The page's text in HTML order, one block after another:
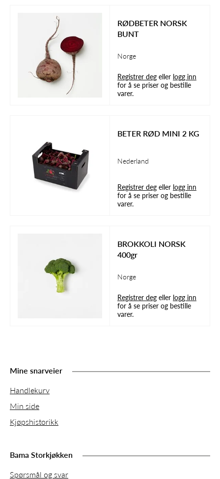
RØDBETER NORSK
BUNT
Norge
Registrer deg eller logg inn
for å se priser og bestille
varer.
BETER RØD MINI 2 KG
Nederland
Registrer deg eller logg inn
for å se priser og bestille
varer.
BROKKOLI NORSK
400gr
Norge
Registrer deg eller logg inn
for å se priser og bestille
varer.
Mine snarveier
Handlekurv
Min side
Kjøpshistorikk
Bama Storkjøkken
Spørsmål og svar